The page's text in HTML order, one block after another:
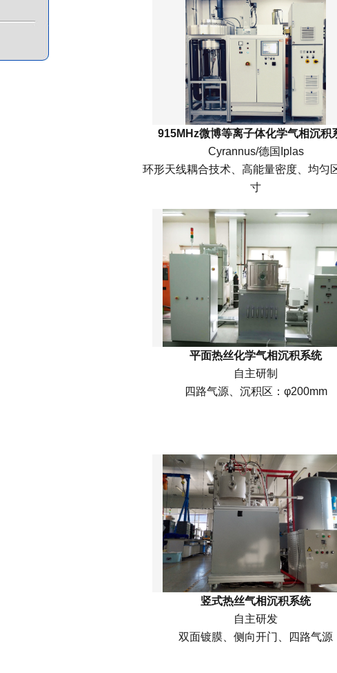
915MHz微博等离子体化学气相沉积
Cyrannus/德国Iplas
环形天线耦合技术、高能量密度、均匀
寸
平面热丝化学气相沉积系统
自主研制
四路气源、沉积区：φ200mm
竖式热丝气相沉积系统
自主研发
双面镀膜、侧向开门、四路气源